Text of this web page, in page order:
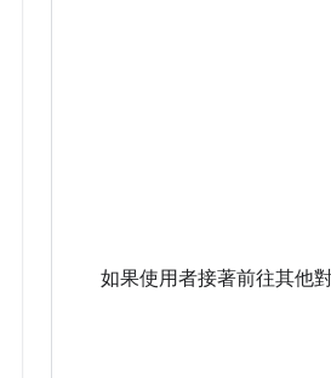
如果使用者接著前往其他